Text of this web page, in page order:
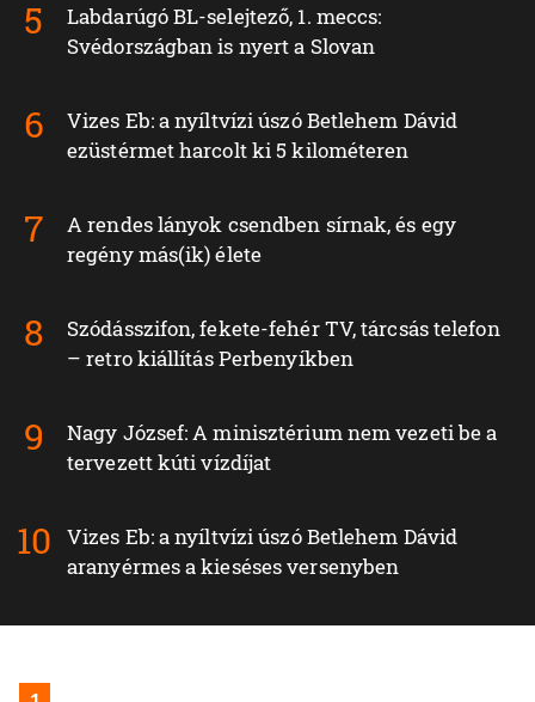
Labdarúgó BL-selejtező, 1. meccs:
Svédországban is nyert a Slovan
Vizes Eb: a nyíltvízi úszó Betlehem Dávid
ezüstérmet harcolt ki 5 kilométeren
A rendes lányok csendben sírnak, és egy
regény más(ik) élete
Szódásszifon, fekete-fehér TV, tárcsás telefon
– retro kiállítás Perbenyíkben
Nagy József: A minisztérium nem vezeti be a
tervezett kúti vízdíjat
Vizes Eb: a nyíltvízi úszó Betlehem Dávid
aranyérmes a kieséses versenyben